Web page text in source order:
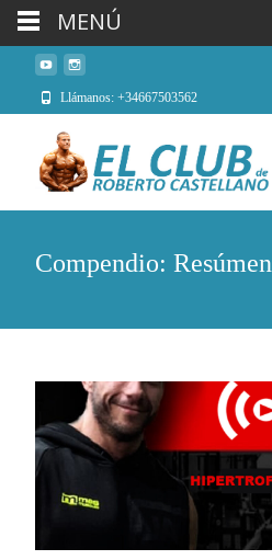
Llámanos: +34667503562
Compendio:
MENÚ